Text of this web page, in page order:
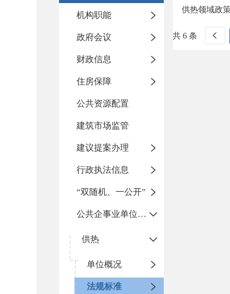
机构职能
政府会议
财政信息
住房保障
公共资源配置
建筑市场监管
建议提案办理
行政执法信息
“双随机、一公开”
公共企事业单位信息公开
供热
单位概况
法规标准
供热领域政
共 6 条